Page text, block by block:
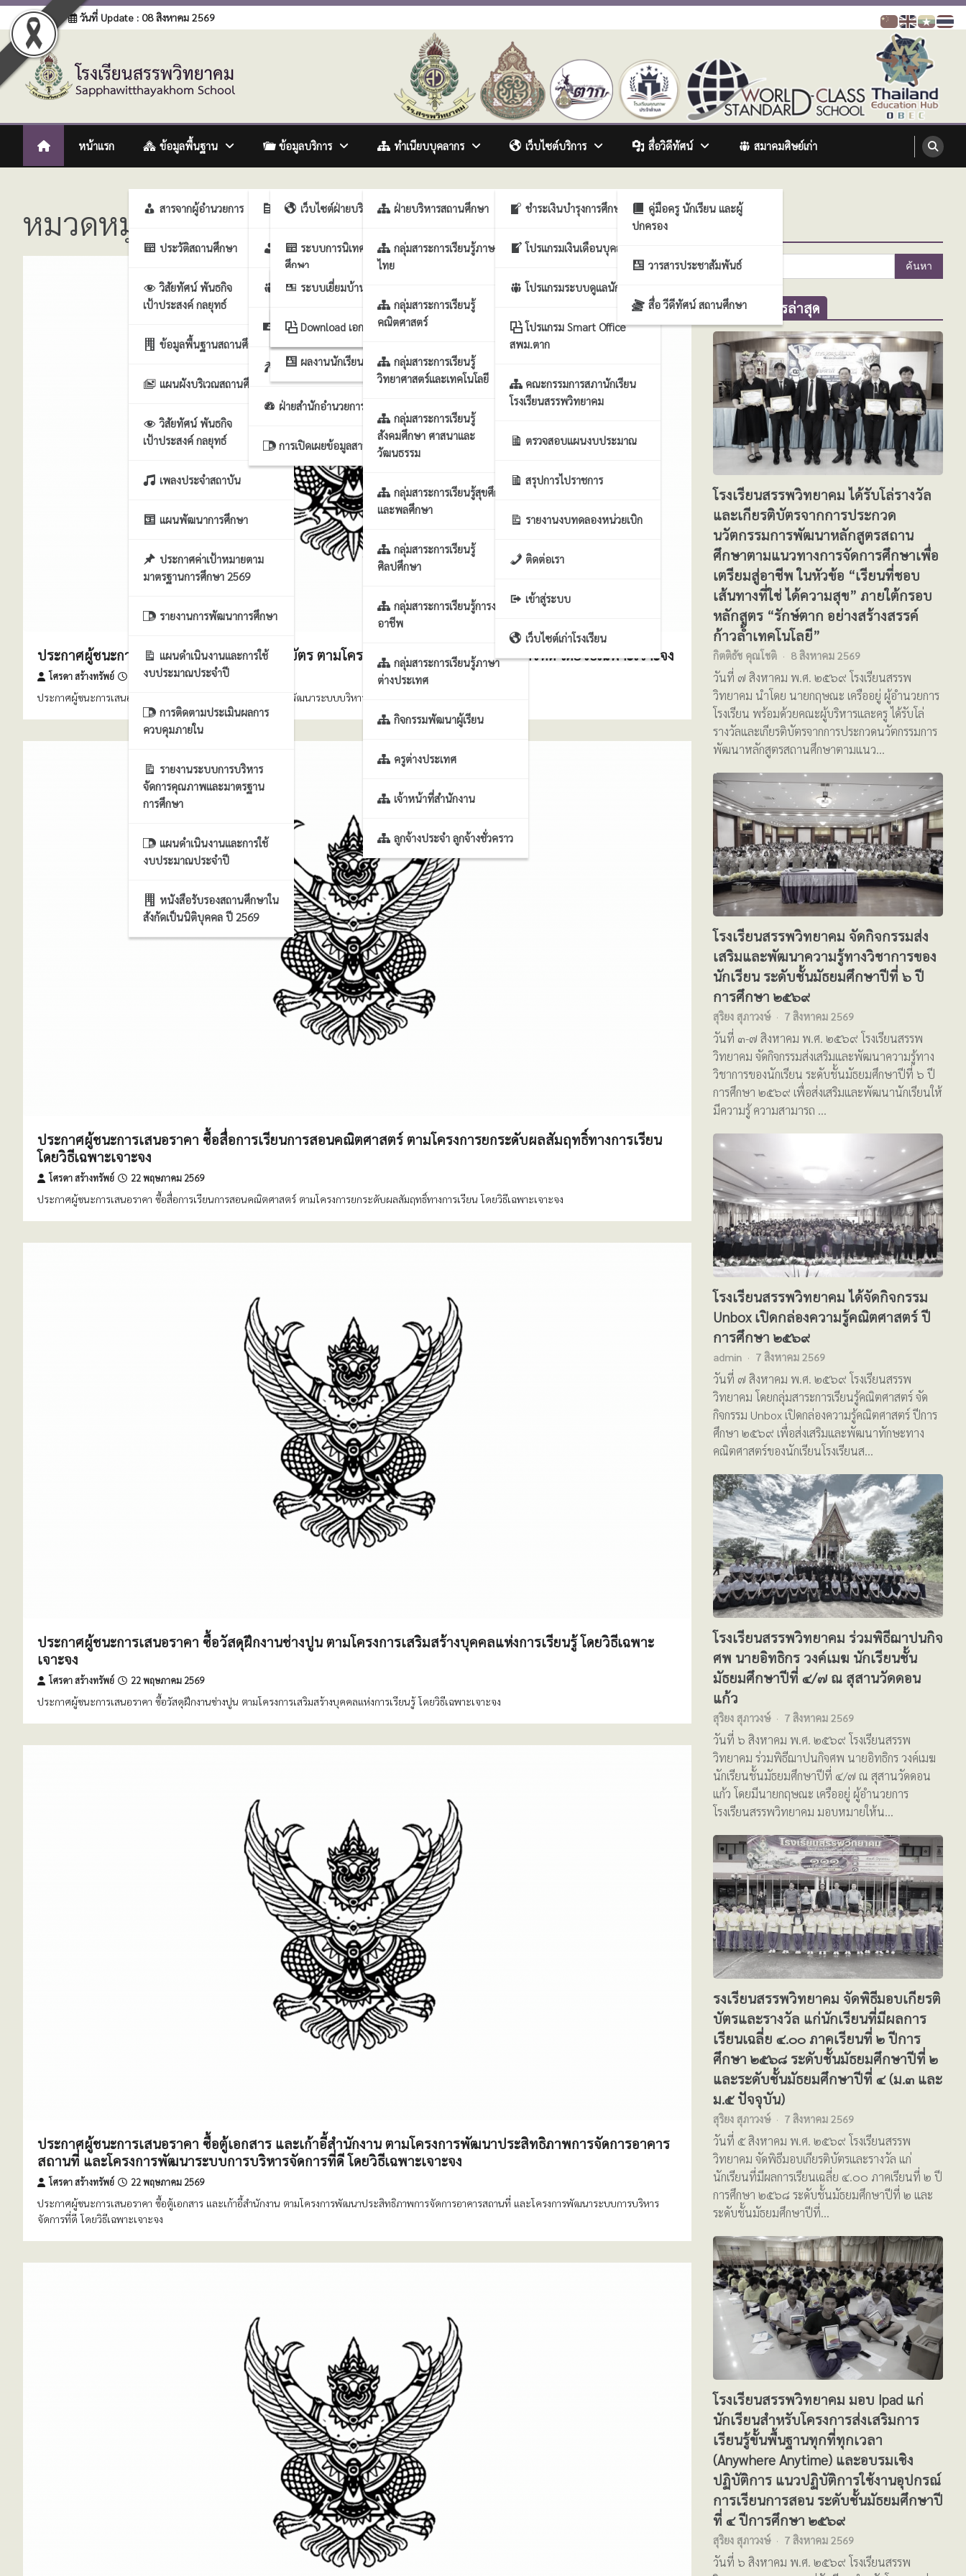
Skip
to
content
Login วันที่ Update : 08 สิงหาคม 2569
โรงเรียนสรรพวิทยาคม
:: โรงเรียนสรรพวิทยาคม อำเภอแม่สอด จังหวัดตาก :: Sapphawitthayakhom School
หน้าแรก ข้อมูลพื้นฐาน
สารจากผู้อำนวยการ
ประวัติสถานศึกษา
วิสัยทัศน์ พันธกิจ
เป้าประสงค์ กลยุทธ์
ข้อมูลพื้นฐานสถานศึกษา
แผนผังบริเวณสถานศึกษา
วิสัยทัศน์ พันธกิจ
เป้าประสงค์ กลยุทธ์
เพลงประจำสถาบัน
แผนพัฒนาการศึกษา
ประกาศค่าเป้าหมายตาม
มาตรฐานการศึกษา 2569
รายงานการพัฒนาการศึกษา
แผนดำเนินงานและการใช้
งบประมาณประจำปี
การติดตามประเมินผลการ
ควบคุมภายใน
รายงานระบบการบริหาร
จัดการคุณภาพและมาตรฐาน
การศึกษา
แผนดำเนินงานและการใช้
งบประมาณประจำปี
หนังสือรับรองสถานศึกษาใน
สังกัดเป็นนิติบุคคล ปี 2569
ข้อมูลบริการ
ฝ่ายบริหารวิชาการ
เว็บไซต์ฝ่ายบริหารวิชาการ
ระบบการนิเทศภายในสถาน
ศึกษา
งานประกันคุณภาพสถาน
ศึกษา
ผลงานนักเรียน
ฝ่ายบริหารงานบุคคล
ฝ่ายบริหารกิจการนักเรียน
ระบบเยี่ยมบ้านนักเรียน
ระบบขยะแลกแต้ม
ฝ่ายธุรการ นโยบาย แผนฯ
Download เอกสารแผนงาน
ฝ่ายบริหารงานทั่วไป
ฝ่ายสำนักอำนวยการ
การเปิดเผยข้อมูลสาธารณะ
ทำเนียบบุคลากร
ฝ่ายบริหารสถานศึกษา
กลุ่มสาระการเรียนรู้ภาษา
ไทย
กลุ่มสาระการเรียนรู้
คณิตศาสตร์
กลุ่มสาระการเรียนรู้
วิทยาศาสตร์และเทคโนโลยี
กลุ่มสาระการเรียนรู้
สังคมศึกษา ศาสนาและ
วัฒนธรรม
กลุ่มสาระการเรียนรู้สุขศึกษา
และพลศึกษา
กลุ่มสาระการเรียนรู้
ศิลปศึกษา
กลุ่มสาระการเรียนรู้การงาน
อาชีพ
กลุ่มสาระการเรียนรู้ภาษา
ต่างประเทศ
กิจกรรมพัฒนาผู้เรียน
ครูต่างประเทศ
เจ้าหน้าที่สำนักงาน
ลูกจ้างประจำ ลูกจ้างชั่วคราว
เว็บไซต์บริการ
ชำระเงินบำรุงการศึกษา
โปรแกรมเงินเดือนบุคลากร
โปรแกรมระบบดูแลนักเรียน
โปรแกรม Smart Office
สพม.ตาก
คณะกรรมการสภานักเรียน
โรงเรียนสรรพวิทยาคม
ตรวจสอบแผนงบประมาณ
สรุปการไปราชการ
รายงานงบทดลองหน่วยเบิก
ติดต่อเรา
เข้าสู่ระบบ
เว็บไซต์เก่าโรงเรียน
สื่อวิดีทัศน์
คู่มือครู นักเรียน และผู้
ปกครอง
วารสารประชาสัมพันธ์
สื่อ วีดีทัศน์ สถานศึกษา
สมาคมศิษย์เก่า
หมวดหมู่:ประกาศการจัดซื้อ จัดจ้าง
ประกาศผู้ชนะการเสนอราคา ซื้อเครื่องนับธนบัตร ตามโครงการพัฒนาระบบบริหารจัดการที่ดี โดยวิธีเฉพาะเจาะจง
โศรดา สร้างทรัพย์ 22 พฤษภาคม 2569
ประกาศผู้ชนะการเสนอราคา ซื้อเครื่องนับธนบัตร ตามโครงการพัฒนาระบบบริหารจัดการที่ดี โดยวิธีเฉพาะเจาะจง
ประกาศผู้ชนะการเสนอราคา ซื้อสื่อการเรียนการสอนคณิตศาสตร์ ตามโครงการยกระดับผลสัมฤทธิ์ทางการเรียน
โดยวิธีเฉพาะเจาะจง
โศรดา สร้างทรัพย์ 22 พฤษภาคม 2569
ประกาศผู้ชนะการเสนอราคา ซื้อสื่อการเรียนการสอนคณิตศาสตร์ ตามโครงการยกระดับผลสัมฤทธิ์ทางการเรียน โดยวิธีเฉพาะเจาะจง
ประกาศผู้ชนะการเสนอราคา ซื้อวัสดุฝึกงานช่างปูน ตามโครงการเสริมสร้างบุคคลแห่งการเรียนรู้ โดยวิธีเฉพาะ
เจาะจง
โศรดา สร้างทรัพย์ 22 พฤษภาคม 2569
ประกาศผู้ชนะการเสนอราคา ซื้อวัสดุฝึกงานช่างปูน ตามโครงการเสริมสร้างบุคคลแห่งการเรียนรู้ โดยวิธีเฉพาะเจาะจง
ประกาศผู้ชนะการเสนอราคา ซื้อตู้เอกสาร และเก้าอี้สำนักงาน ตามโครงการพัฒนาประสิทธิภาพการจัดการอาคาร
สถานที่ และโครงการพัฒนาระบบการบริหารจัดการที่ดี โดยวิธีเฉพาะเจาะจง
โศรดา สร้างทรัพย์ 22 พฤษภาคม 2569
ประกาศผู้ชนะการเสนอราคา ซื้อตู้เอกสาร และเก้าอี้สำนักงาน ตามโครงการพัฒนาประสิทธิภาพการจัดการอาคารสถานที่ และโครงการพัฒนาระบบการบริหาร
จัดการที่ดี โดยวิธีเฉพาะเจาะจง
ค้นหา
ข่าวสารล่าสุด
โรงเรียนสรรพวิทยาคม ได้รับโล่รางวัล
และเกียรติบัตรจากการประกวด
นวัตกรรมการพัฒนาหลักสูตรสถาน
ศึกษาตามแนวทางการจัดการศึกษาเพื่อ
เตรียมสู่อาชีพ ในหัวข้อ “เรียนที่ชอบ
เส้นทางที่ใช่ ได้ความสุข” ภายใต้กรอบ
หลักสูตร “รักษ์ตาก อย่างสร้างสรรค์
ก้าวล้ำเทคโนโลยี”
กิตติธัช คุณโชติ 8 สิงหาคม 2569
วันที่ ๗ สิงหาคม พ.ศ. ๒๕๖๙ โรงเรียนสรรพ
วิทยาคม นำโดย นายกฤษณะ เครืออยู่ ผู้อำนวยการ
โรงเรียน พร้อมด้วยคณะผู้บริหารและครู ได้รับโล่
รางวัลและเกียรติบัตรจากการประกวดนวัตกรรมการ
พัฒนาหลักสูตรสถานศึกษาตามแนว…
โรงเรียนสรรพวิทยาคม จัดกิจกรรมส่ง
เสริมและพัฒนาความรู้ทางวิชาการของ
นักเรียน ระดับชั้นมัธยมศึกษาปีที่ ๖ ปี
การศึกษา ๒๕๖๙
สุริยง สุภาวงษ์ 7 สิงหาคม 2569
วันที่ ๓-๗ สิงหาคม พ.ศ. ๒๕๖๙ โรงเรียนสรรพ
วิทยาคม จัดกิจกรรมส่งเสริมและพัฒนาความรู้ทาง
วิชาการของนักเรียน ระดับชั้นมัธยมศึกษาปีที่ ๖ ปี
การศึกษา ๒๕๖๙ เพื่อส่งเสริมและพัฒนานักเรียนให้
มีความรู้ ความสามารถ …
โรงเรียนสรรพวิทยาคม ได้จัดกิจกรรม
Unbox เปิดกล่องความรู้คณิตศาสตร์ ปี
การศึกษา ๒๕๖๙
admin 7 สิงหาคม 2569
วันที่ ๗ สิงหาคม พ.ศ. ๒๕๖๙ โรงเรียนสรรพ
วิทยาคม โดยกลุ่มสาระการเรียนรู้คณิตศาสตร์ จัด
กิจกรรม Unbox เปิดกล่องความรู้คณิตศาสตร์ ปีการ
ศึกษา ๒๕๖๙ เพื่อส่งเสริมและพัฒนาทักษะทาง
คณิตศาสตร์ของนักเรียนโรงเรียนส…
โรงเรียนสรรพวิทยาคม ร่วมพิธีฌาปนกิจ
ศพ นายอิทธิกร วงค์เมฆ นักเรียนชั้น
มัธยมศึกษาปีที่ ๔/๗ ณ สุสานวัดดอน
แก้ว
สุริยง สุภาวงษ์ 7 สิงหาคม 2569
วันที่ ๖ สิงหาคม พ.ศ. ๒๕๖๙ โรงเรียนสรรพ
วิทยาคม ร่วมพิธีฌาปนกิจศพ นายอิทธิกร วงค์เมฆ
นักเรียนชั้นมัธยมศึกษาปีที่ ๔/๗ ณ สุสานวัดดอน
แก้ว โดยมีนายกฤษณะ เครืออยู่ ผู้อำนวยการ
โรงเรียนสรรพวิทยาคม มอบหมายให้น…
รงเรียนสรรพวิทยาคม จัดพิธีมอบเกียรติ
บัตรและรางวัล แก่นักเรียนที่มีผลการ
เรียนเฉลี่ย ๔.๐๐ ภาคเรียนที่ ๒ ปีการ
ศึกษา ๒๕๖๘ ระดับชั้นมัธยมศึกษาปีที่ ๒
และระดับชั้นมัธยมศึกษาปีที่ ๔ (ม.๓ และ
ม.๕ ปัจจุบัน)
สุริยง สุภาวงษ์ 7 สิงหาคม 2569
วันที่ ๕ สิงหาคม พ.ศ. ๒๕๖๙ โรงเรียนสรรพ
วิทยาคม จัดพิธีมอบเกียรติบัตรและรางวัล แก่
นักเรียนที่มีผลการเรียนเฉลี่ย ๔.๐๐ ภาคเรียนที่ ๒ ปี
การศึกษา ๒๕๖๘ ระดับชั้นมัธยมศึกษาปีที่ ๒ และ
ระดับชั้นมัธยมศึกษาปีที่…
โรงเรียนสรรพวิทยาคม มอบ Ipad แก่
นักเรียนสำหรับโครงการส่งเสริมการ
เรียนรู้ขั้นพื้นฐานทุกที่ทุกเวลา
(Anywhere Anytime) และอบรมเชิง
ปฏิบัติการ แนวปฏิบัติการใช้งานอุปกรณ์
การเรียนการสอน ระดับชั้นมัธยมศึกษาปี
ที่ ๔ ปีการศึกษา ๒๕๖๙
สุริยง สุภาวงษ์ 7 สิงหาคม 2569
วันที่ ๖ สิงหาคม พ.ศ. ๒๕๖๙ โรงเรียนสรรพ